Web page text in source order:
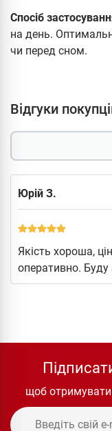
Спосіб
на день.
чи перед сном.
Відгуки
Юрій З.
Якість хороша,
оперативно.
щоб отримувати